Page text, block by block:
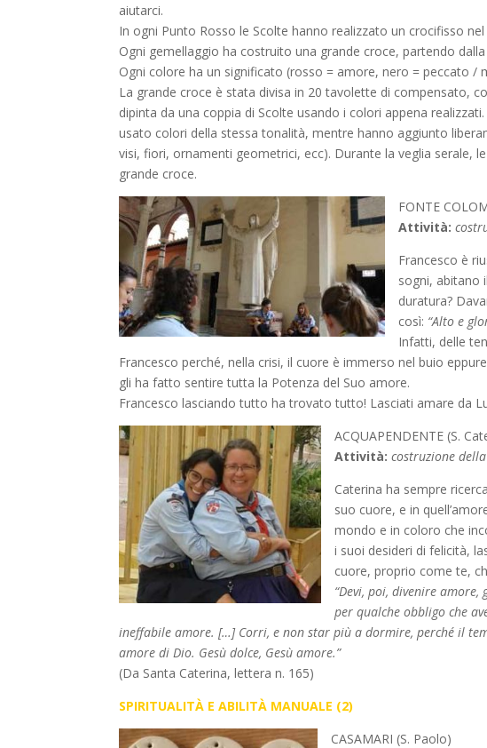
aiutarci.
In ogni Punto Rosso le Scolte hanno realizzato un crocifisso
Ogni gemellaggio ha costruito una grande croce, partendo
Ogni colore ha un significato (rosso = amore, nero = peccato /
La grande croce è stata divisa in 20 tavolette di compensato,
dipinta da una coppia di Scolte usando i colori appena
usato colori della stessa tonalità, mentre hanno aggiunto
visi, fiori, ornamenti geometrici, ecc). Durante la veglia
grande croce.
FONTE
Attività:
Francesco è
sogni, abitano
duratura?
così: “Alto e
Infatti, delle
Francesco perché, nella crisi, il cuore è immerso nel buio
gli ha fatto sentire tutta la Potenza del Suo amore.
Francesco lasciando tutto ha trovato tutto! Lasciati amare da
ACQUAPENDENTE (S.
Attività: costruzione
Caterina ha sempre
suo cuore, e in
mondo e in coloro che
i suoi desideri di felicità,
cuore, proprio come te,
“Devi, poi, divenire
per qualche obbligo che
ineffabile amore. […] Corri, e non star più a dormire, perché il
amore di Dio. Gesù dolce, Gesù amore.”
(Da Santa Caterina, lettera n. 165)
SPIRITUALITÀ E ABILITÀ MANUALE (2)
CASAMARI (S. Paolo)